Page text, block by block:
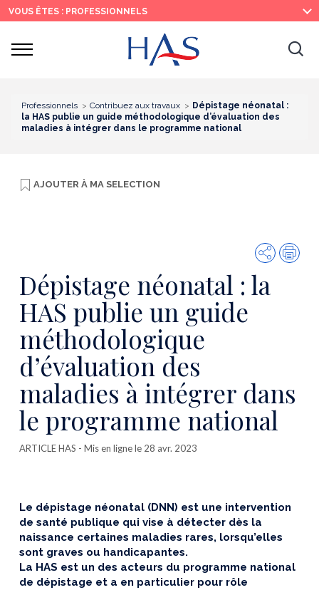
Recherche
Menu
principal
Contenu
principal
VOUS ÊTES : PROFESSIONNELS
Ouvrir
Professionnels Contribuez aux travaux
Dépistage néonatal :
la HAS publie un guide méthodologique d’évaluation des
maladies à intégrer dans le programme national
AJOUTER À MA SELECTION
Partager
Dépistage néonatal : la
HAS publie un guide
méthodologique
d’évaluation des
maladies à intégrer dans
le programme national
ARTICLE HAS - Mis en ligne le 28 avr. 2023
Le dépistage néonatal (DNN) est une intervention
de santé publique qui vise à détecter dès la
naissance certaines maladies rares, lorsqu’elles
sont graves ou handicapantes.
La HAS est un des acteurs du programme national
de dépistage et a en particulier pour rôle